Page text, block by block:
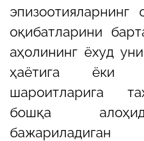
оқибатларини
аҳолининг ёхуд
ҳаётига ёки
шароитларига
бошқа